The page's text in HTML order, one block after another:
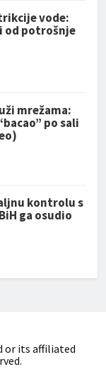
vode:
od potrošnje
mrežama:
po sali
kontrolu s
ga osudio
or its affiliated